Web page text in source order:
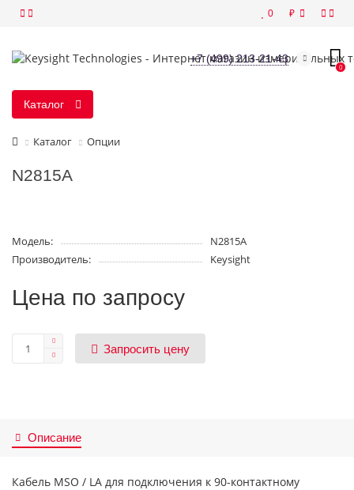
₽
0
+7 (499) 213-21-43
0
Каталог
Каталог Опции
N2815A
Модель:
N2815A
Производитель:
Keysight
Цена по запросу
Запросить цену
Описание
Кабель MSO / LA для подключения к 90-контактному